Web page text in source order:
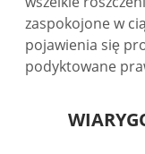
zaspokojone w
pojawienia się
podyktowane